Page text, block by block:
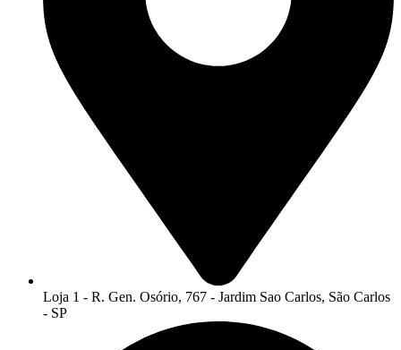
Loja 1 - R. Gen. Osório, 767 - Jardim Sao Carlos, São Carlos
- SP